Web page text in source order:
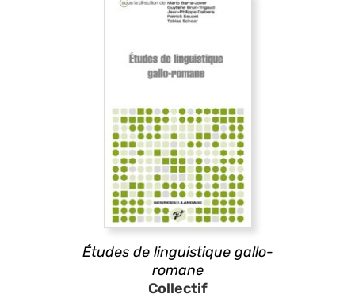
Études de linguistique gallo-
romane
Collectif